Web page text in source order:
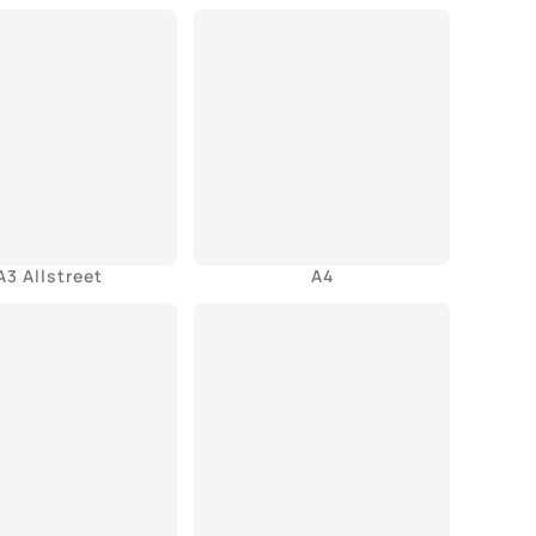
Allstreet A4